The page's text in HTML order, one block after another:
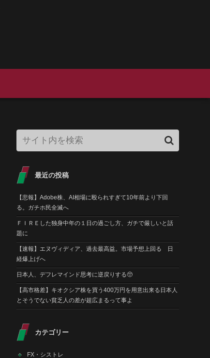
最近の投稿
【悲報】Adobe株、AI相場に殴られすぎて10年前より下回
る。ガチホ民全滅へ
ＦＩＲＥした独身中年の１日の過ごし方、ガチで厳しいと話
題に
【速報】エヌヴィディア、過去最高益。市場予想上回る 日
経爆上げへ
日本人、デフレマインド思考に逆戻りする🥺
【高市格差】キオクシア株を買う400万円を用意出来る日本人
とそうでない貧乏人の差が超広まるって事よ
カテゴリー
FX・シストレ